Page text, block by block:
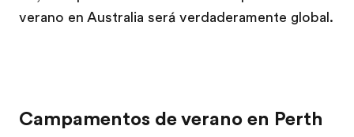
verano en Australia será verdaderamente global.
Campamentos de verano en Perth